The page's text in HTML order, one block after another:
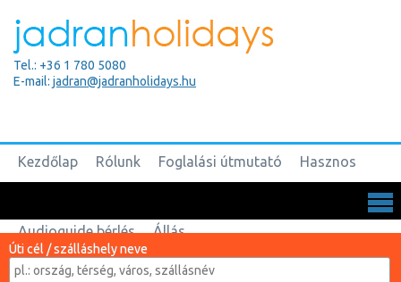
Tel.: +36 1 780 5080
E-mail: jadran@jadranholidays.hu
Kezdőlap Rólunk Foglalási útmutató Hasznos
Audioguide bérlés Állás
Úti cél / szálláshely neve